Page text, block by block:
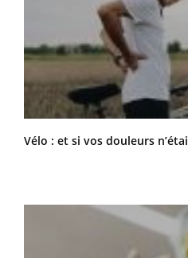
Vélo : et si vos douleurs